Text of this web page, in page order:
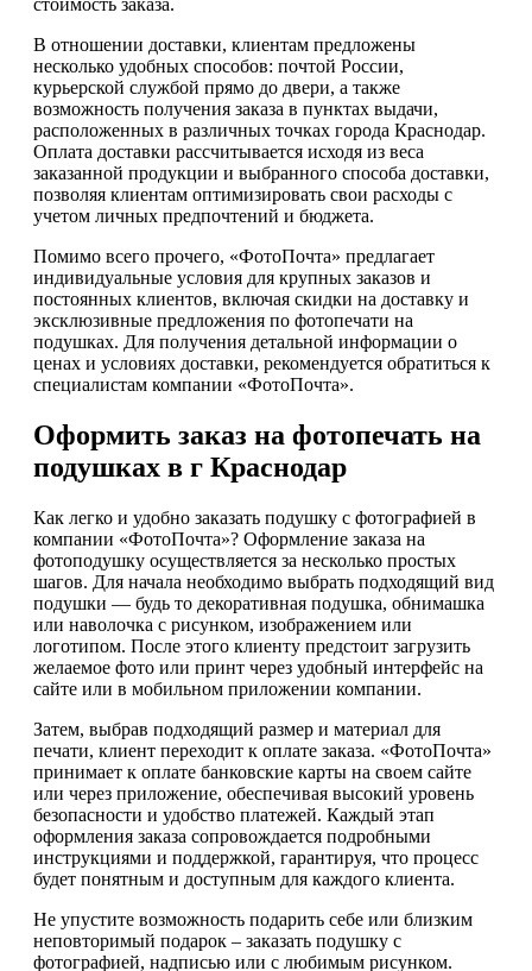
стоимость заказа.
В отношении доставки, клиентам предложены
несколько удобных способов: почтой России,
курьерской службой прямо до двери, а также
возможность получения заказа в пунктах выдачи,
расположенных в различных точках города Краснодар.
Оплата доставки рассчитывается исходя из веса
заказанной продукции и выбранного способа доставки,
позволяя клиентам оптимизировать свои расходы с
учетом личных предпочтений и бюджета.
Помимо всего прочего, «ФотоПочта» предлагает
индивидуальные условия для крупных заказов и
постоянных клиентов, включая скидки на доставку и
эксклюзивные предложения по фотопечати на
подушках. Для получения детальной информации о
ценах и условиях доставки, рекомендуется обратиться к
специалистам компании «ФотоПочта».
Оформить заказ на фотопечать на
подушках в г Краснодар
Как легко и удобно заказать подушку с фотографией в
компании «ФотоПочта»? Оформление заказа на
фотоподушку осуществляется за несколько простых
шагов. Для начала необходимо выбрать подходящий вид
подушки — будь то декоративная подушка, обнимашка
или наволочка с рисунком, изображением или
логотипом. После этого клиенту предстоит загрузить
желаемое фото или принт через удобный интерфейс на
сайте или в мобильном приложении компании.
Затем, выбрав подходящий размер и материал для
печати, клиент переходит к оплате заказа. «ФотоПочта»
принимает к оплате банковские карты на своем сайте
или через приложение, обеспечивая высокий уровень
безопасности и удобство платежей. Каждый этап
оформления заказа сопровождается подробными
инструкциями и поддержкой, гарантируя, что процесс
будет понятным и доступным для каждого клиента.
Не упустите возможность подарить себе или близким
неповторимый подарок – заказать подушку с
фотографией, надписью или с любимым рисунком.